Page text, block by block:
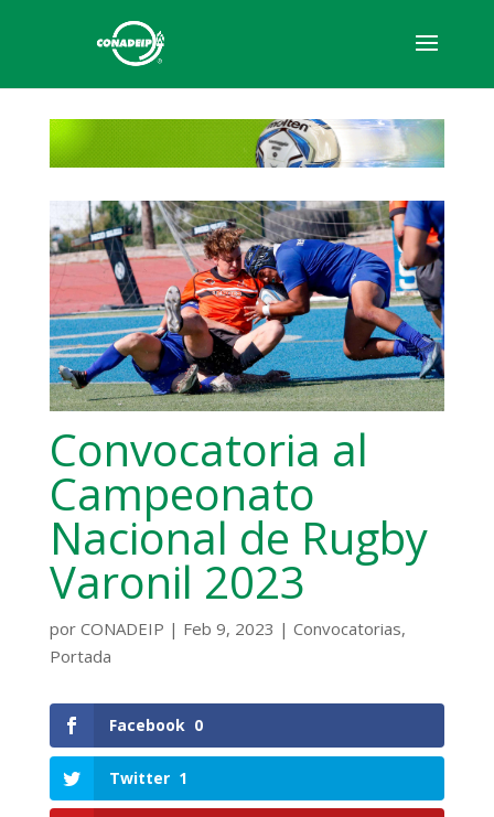
Convocatoria al
Campeonato
Nacional de Rugby
Varonil 2023
por CONADEIP | Feb 9, 2023 | Convocatorias,
Portada
Facebook 0
Twitter 1